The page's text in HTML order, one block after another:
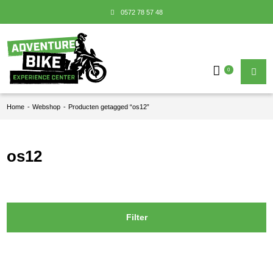
0572 78 57 48
0
Home - Webshop - Producten getagged “os12”
os12
Filter